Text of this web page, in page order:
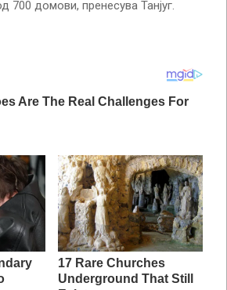
700 домови, пренесува Танјуг.